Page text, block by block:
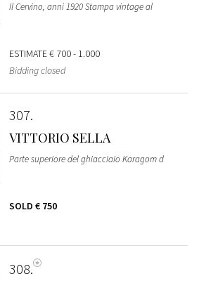
Il Cervino, anni 1920 Stampa vintage al
ESTIMATE€ 700 - 1.000
Bidding closed
307
VITTORIO SELLA
Parte superiore del ghiacciaio Karagom d
SOLD € 750
308